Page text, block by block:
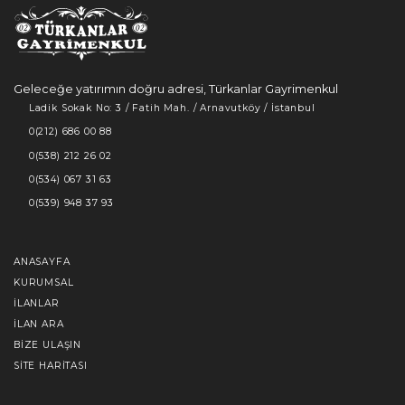
Geleceğe yatırımın doğru adresi, Türkanlar Gayrimenkul
Ladik Sokak No: 3 / Fatih Mah. / Arnavutköy / İstanbul
0(212) 686 00 88
0(538) 212 26 02
0(534) 067 31 63
0(539) 948 37 93
ANASAYFA
KURUMSAL
İLANLAR
İLAN ARA
BIZE ULAŞIN
SITE HARITASI